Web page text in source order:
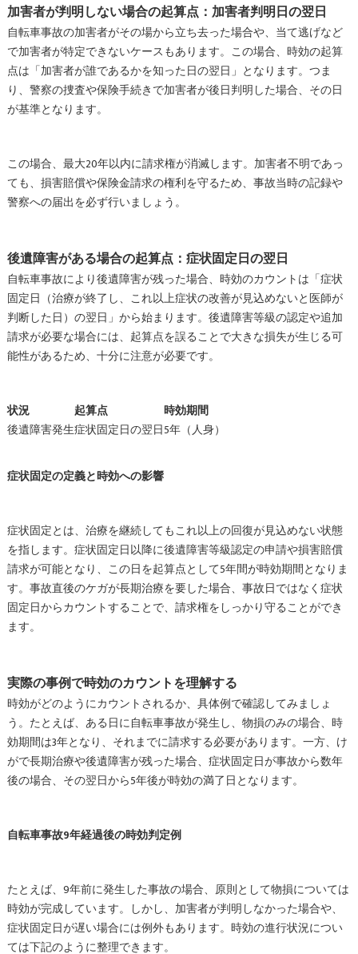
加害者が判明しない場合の起算点：加害者判明日の翌日
自転車事故の加害者がその場から立ち去った場合や、当て逃げなど
で加害者が特定できないケースもあります。この場合、時効の起算
点は「加害者が誰であるかを知った日の翌日」となります。つま
り、警察の捜査や保険手続きで加害者が後日判明した場合、その日
が基準となります。
この場合、最大20年以内に請求権が消滅します。加害者不明であっ
ても、損害賠償や保険金請求の権利を守るため、事故当時の記録や
警察への届出を必ず行いましょう。
後遺障害がある場合の起算点：症状固定日の翌日
自転車事故により後遺障害が残った場合、時効のカウントは「症状
固定日（治療が終了し、これ以上症状の改善が見込めないと医師が
判断した日）の翌日」から始まります。後遺障害等級の認定や追加
請求が必要な場合には、起算点を誤ることで大きな損失が生じる可
能性があるため、十分に注意が必要です。
状況 起算点
時効期間
後遺障害発生症状固定日の翌日5年（人身）
症状固定の定義と時効への影響
症状固定とは、治療を継続してもこれ以上の回復が見込めない状態
を指します。症状固定日以降に後遺障害等級認定の申請や損害賠償
請求が可能となり、この日を起算点として5年間が時効期間となりま
す。事故直後のケガが長期治療を要した場合、事故日ではなく症状
固定日からカウントすることで、請求権をしっかり守ることができ
ます。
実際の事例で時効のカウントを理解する
時効がどのようにカウントされるか、具体例で確認してみましょ
う。たとえば、ある日に自転車事故が発生し、物損のみの場合、時
効期間は3年となり、それまでに請求する必要があります。一方、け
がで長期治療や後遺障害が残った場合、症状固定日が事故から数年
後の場合、その翌日から5年後が時効の満了日となります。
自転車事故9年経過後の時効判定例
たとえば、9年前に発生した事故の場合、原則として物損については
時効が完成しています。しかし、加害者が判明しなかった場合や、
症状固定日が遅い場合には例外もあります。時効の進行状況につい
ては下記のように整理できます。